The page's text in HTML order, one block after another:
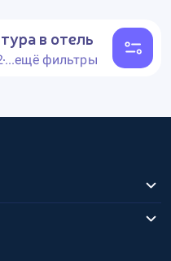
в отель
...ещё фильтры